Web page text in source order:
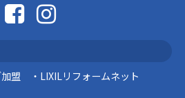
安心！Panasonic「外でもドアホ
ホンが鳴っていた… 宅配便を受 …
盟
LIXILリフォームネット